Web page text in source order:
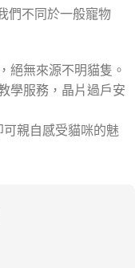
們不同於一般寵物
絕無來源不明貓隻。
學服務，晶片過戶安
親自感受貓咪的魅